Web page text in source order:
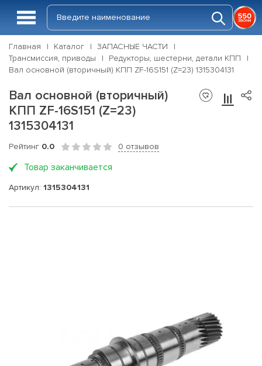
Главная Каталог
ЗАПАСНЫЕ ЧАСТИ
Трансмиссия, приводы
Редукторы, шестерни, детали КПП
Вал основной (вторичный) КПП ZF-16S151 (Z=23) 1315304131
Вал основной (вторичный)
КПП ZF-16S151 (Z=23)
1315304131
Рейтинг 0.0 0 отзывов
Товар заканчивается
Артикул: 1315304131